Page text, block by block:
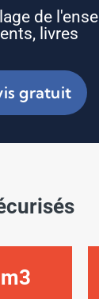
de
livres
gratuit